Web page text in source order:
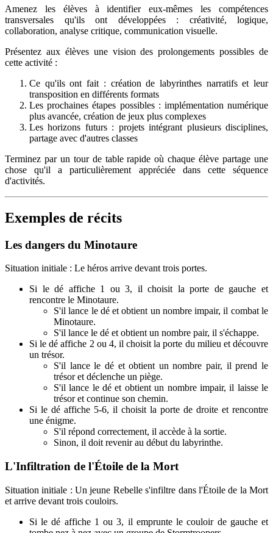
Amenez les élèves à identifier eux-mêmes les compétences
transversales qu'ils ont développées : créativité, logique,
collaboration, analyse critique, communication visuelle.
Présentez aux élèves une vision des prolongements possibles de
cette activité :
Ce qu'ils ont fait : création de labyrinthes narratifs et leur
transposition en différents formats
Les prochaines étapes possibles : implémentation numérique
plus avancée, création de jeux plus complexes
Les horizons futurs : projets intégrant plusieurs disciplines,
partage avec d'autres classes
Terminez par un tour de table rapide où chaque élève partage une
chose qu'il a particulièrement appréciée dans cette séquence
d'activités.
Exemples de récits
Les dangers du Minotaure
Situation initiale : Le héros arrive devant trois portes.
Si le dé affiche 1 ou 3, il choisit la porte de gauche et
rencontre le Minotaure.
S'il lance le dé et obtient un nombre impair, il combat le
Minotaure.
S'il lance le dé et obtient un nombre pair, il s'échappe.
Si le dé affiche 2 ou 4, il choisit la porte du milieu et découvre
un trésor.
S'il lance le dé et obtient un nombre pair, il prend le
trésor et déclenche un piège.
S'il lance le dé et obtient un nombre impair, il laisse le
trésor et continue son chemin.
Si le dé affiche 5-6, il choisit la porte de droite et rencontre
une énigme.
S'il répond correctement, il accède à la sortie.
Sinon, il doit revenir au début du labyrinthe.
L'Infiltration de l'Étoile de la Mort
Situation initiale : Un jeune Rebelle s'infiltre dans l'Étoile de la Mort
et arrive devant trois couloirs.
Si le dé affiche 1 ou 3, il emprunte le couloir de gauche et